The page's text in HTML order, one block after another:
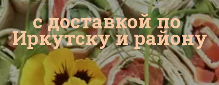
с доставкой по
Иркутску и району